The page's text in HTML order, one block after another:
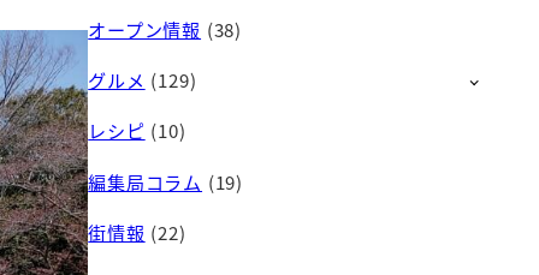
オープン情報 (38)
グルメ (129)
レシピ (10)
編集局コラム (19)
街情報 (22)